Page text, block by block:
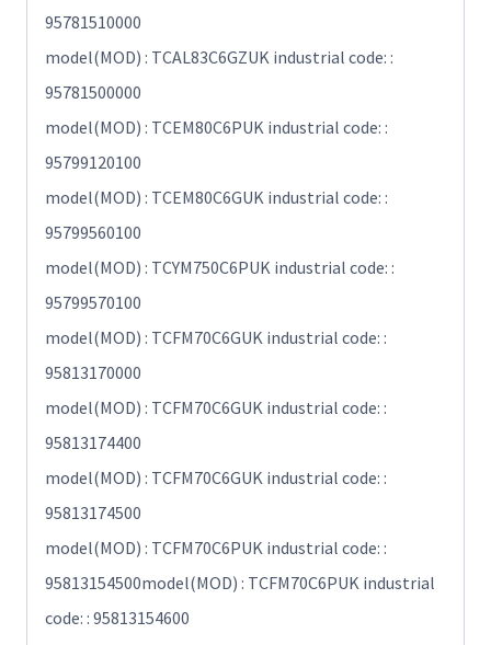
95781510000
model(MOD) : TCAL83C6GZUK industrial code: :
95781500000
model(MOD) : TCEM80C6PUK industrial code: :
95799120100
model(MOD) : TCEM80C6GUK industrial code: :
95799560100
model(MOD) : TCYM750C6PUK industrial code: :
95799570100
model(MOD) : TCFM70C6GUK industrial code: :
95813170000
model(MOD) : TCFM70C6GUK industrial code: :
95813174400
model(MOD) : TCFM70C6GUK industrial code: :
95813174500
model(MOD) : TCFM70C6PUK industrial code: :
95813154500model(MOD) : TCFM70C6PUK industrial
code: : 95813154600